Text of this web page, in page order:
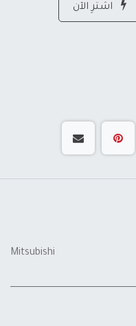
اشترِ الآن
Mitsubishi